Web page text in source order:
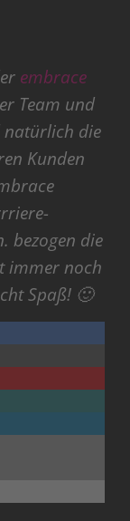
embrace
Team und
natürlich die
Kunden
bezogen die
immer noch
Spaß! 🙂